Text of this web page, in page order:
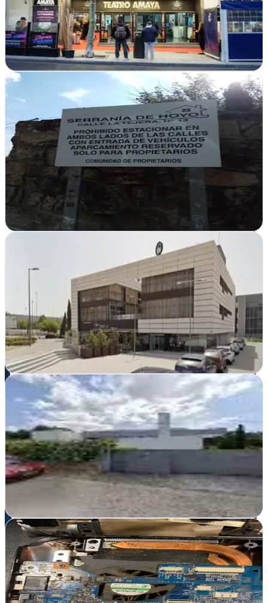
Your Web Positioning eleva tu presencia online en Madrid con
estrategia integral: posicionamiento web, diseño de sitios y
consultoría de marketing digital…
Ver fichacompleta
WEB-CREATIVO
Verificada
Collado Villalba, Madrid
En Collado Villalba crean webs y estrategias digitales desde cero.
Hosting, marketing online y consultoría para empresas que quieren
crecer en internet
Ver ficha completa
Ganareseñas - Agencia SEO Local
Móstoles, Madrid
Posicionamiento local y diseño web en Móstoles. Ganareseñas crea
presencia digital rentable con SEO, hosting y gráfica profesional
para tu negocio
Ver fichacompleta
Carlos Trillo Marketing Digital | Diseño web |
SEO/SEM | Redes sociales
Valdemorillo, Madrid
Consultor en Valdemorillo que impulsa negocios locales mediante
SEO, SEM y gestión de redes sociales personalizadas
Ver ficha
Mario Rivera Web
Madrid
Desde Madrid, Mario Rivera Web potencia tu presencia online con